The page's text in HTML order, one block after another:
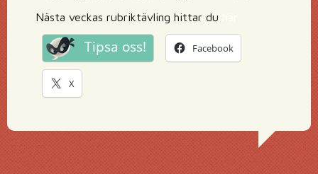
Nästa veckas rubriktävling hittar du
Tipsa oss! Facebook
X